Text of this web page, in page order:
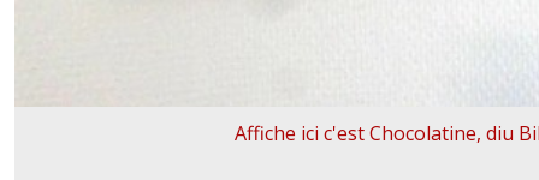
Affiche ici c'est Chocolatine, diu